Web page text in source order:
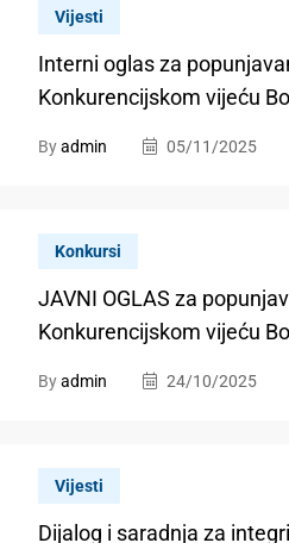
Vijesti
Interni oglas za
Konkurencijskom vijeću
Byadmin 05/11/2025
Konkursi
JAVNI OGLAS za
Konkurencijskom vijeću
Byadmin 24/10/2025
Vijesti
Dijalog i saradnja za